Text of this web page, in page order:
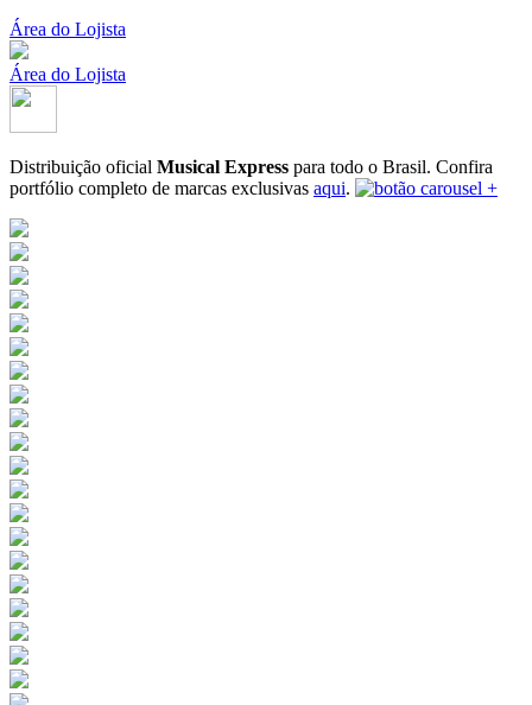
Área do Lojista
Área do Lojista
Distribuição oficial Musical Express para todo o Brasil. Confira
portfólio completo de marcas exclusivas aqui.